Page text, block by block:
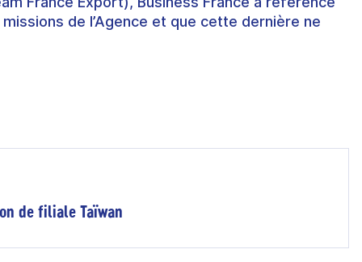
de l’Agence et que cette dernière ne
de filiale Taïwan